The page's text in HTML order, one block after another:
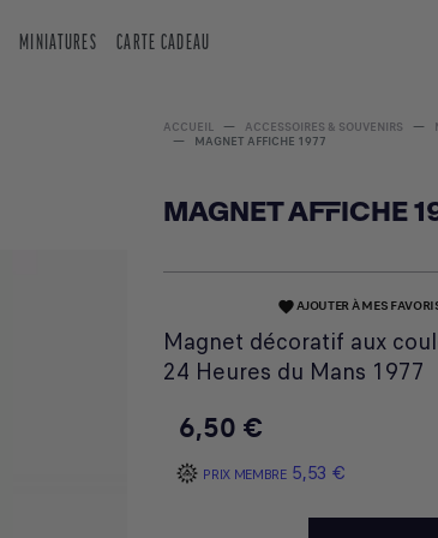
MINIATURES CARTE CADEAU
ACCUEIL ACCESSOIRES & SOUVENIRS
MAGNET AFFICHE 1977
MAGNET AFFICHE
favoriteAJOUTER À MES
Magnet décoratif aux
24 Heures du Mans 1977
6,50 €
PRIX MEMBRE 5,53 €